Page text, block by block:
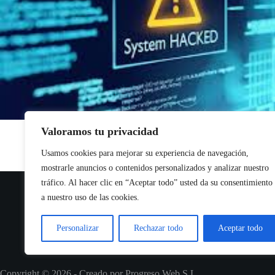
Valoramos tu privacidad
Usamos cookies para mejorar su experiencia de navegación,
mostrarle anuncios o contenidos personalizados y analizar nuestro
tráfico. Al hacer clic en “Aceptar todo” usted da su consentimiento
a nuestro uso de las cookies.
Personalizar Rechazar todo Aceptar todo